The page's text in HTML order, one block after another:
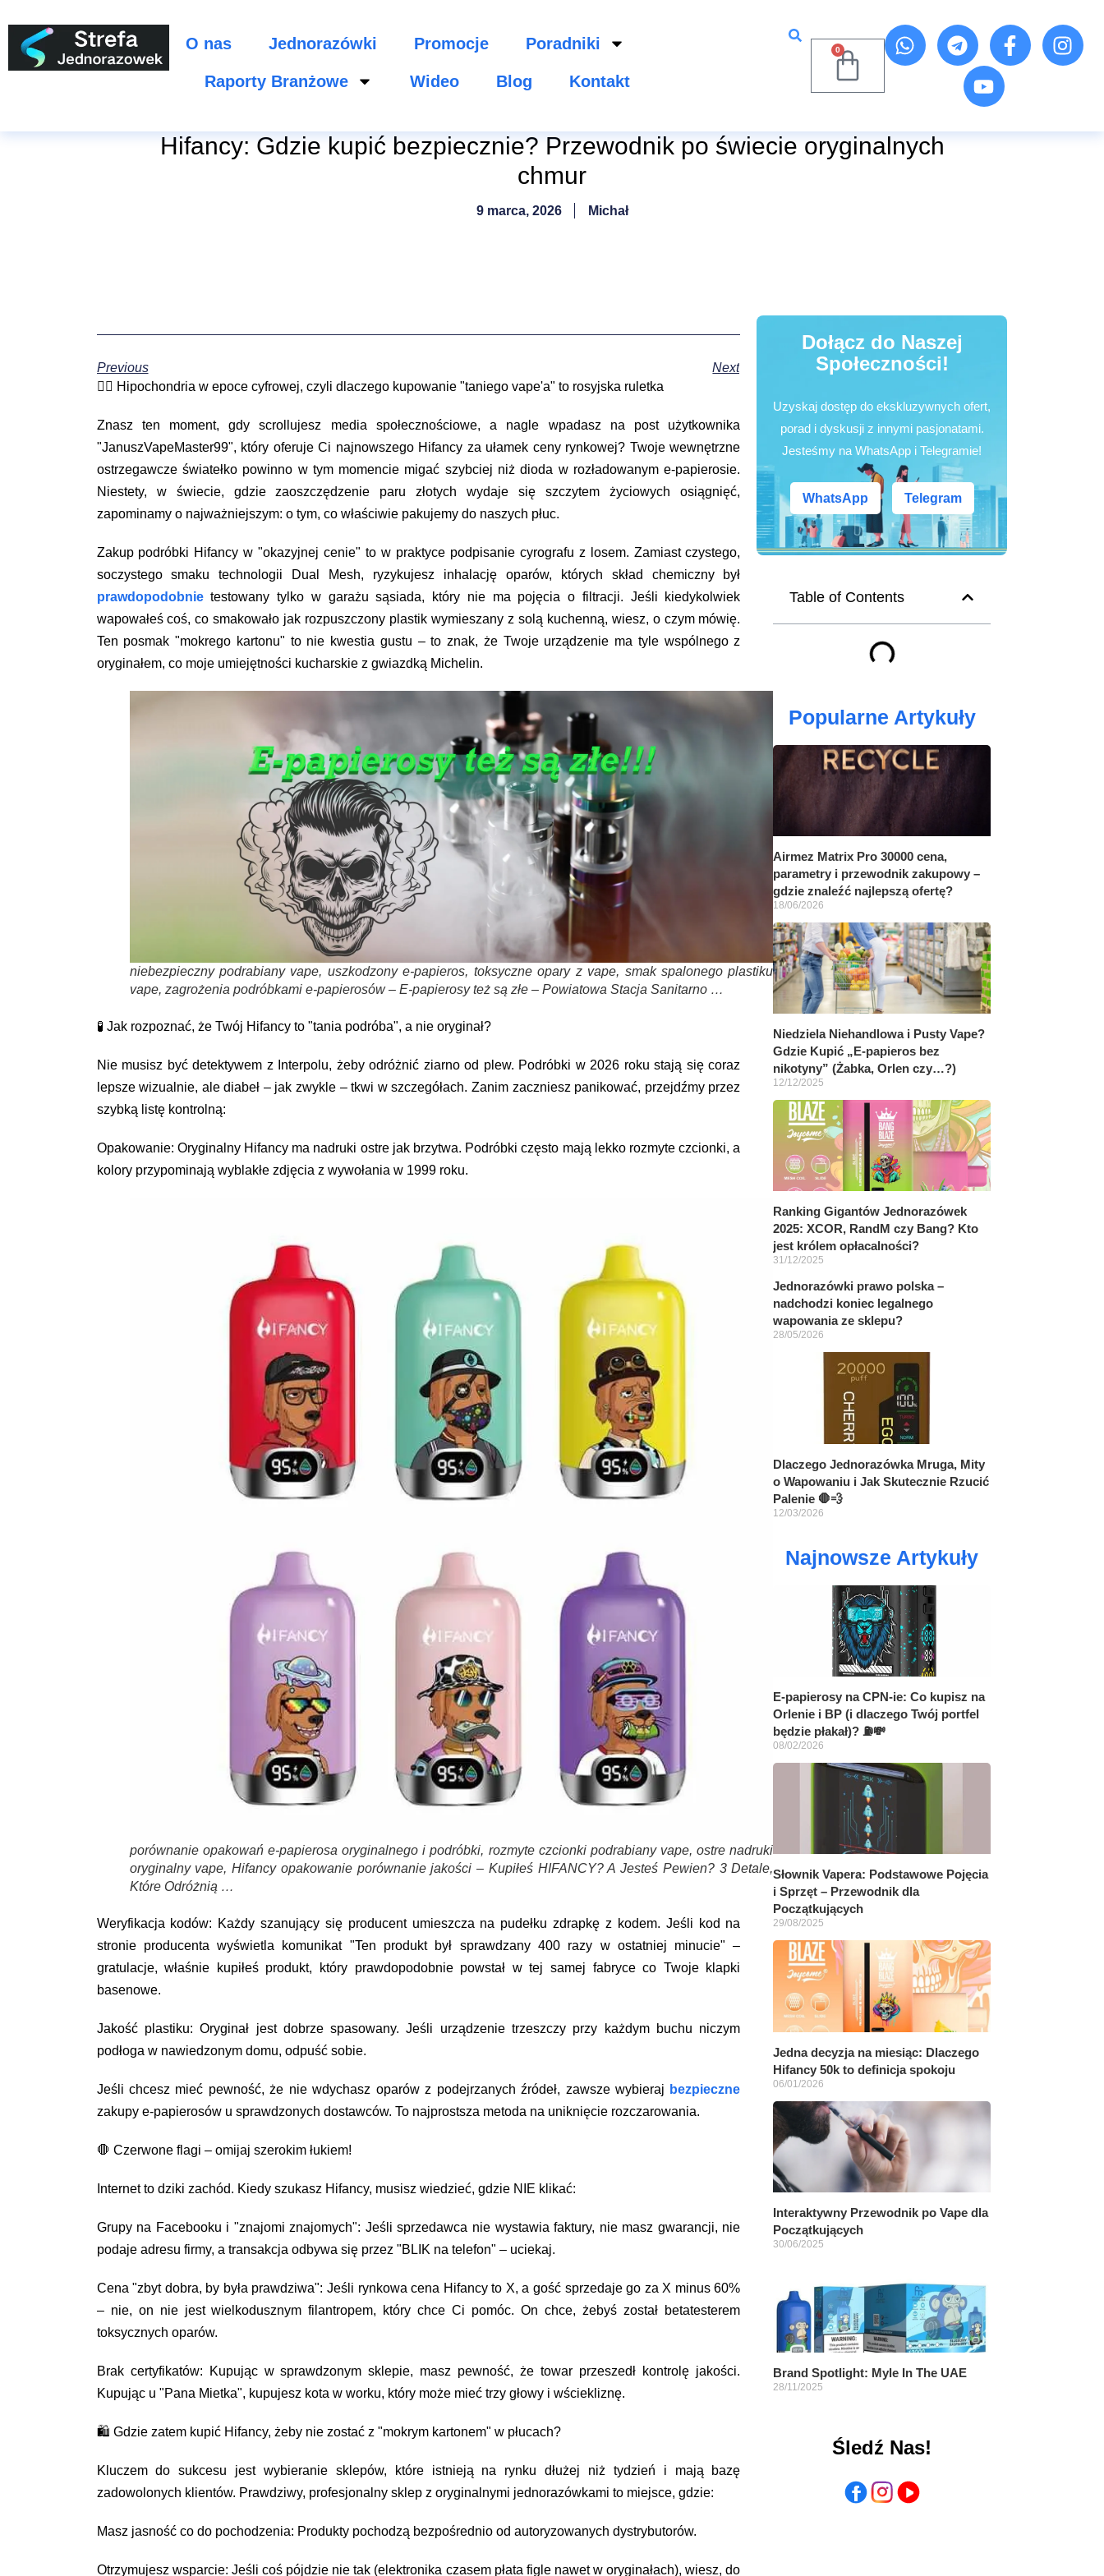
O nas Jednorazówki Promocje Poradniki
Raporty Branżowe Wideo Blog Kontakt
0
Hifancy: Gdzie kupić bezpiecznie? Przewodnik po świecie oryginalnych
chmur
9 marca, 2026 Michał
Dołącz do Naszej
Społeczności!
Uzyskaj dostęp do ekskluzywnych ofert,
porad i dyskusji z innymi pasjonatami.
Jesteśmy na WhatsApp i Telegramie!
WhatsApp Telegram
Table of Contents
Popularne Artykuły
Airmez Matrix Pro 30000 cena,
parametry i przewodnik zakupowy –
gdzie znaleźć najlepszą ofertę?
18/06/2026
Niedziela Niehandlowa i Pusty Vape?
Gdzie Kupić „E-papieros bez
nikotyny” (Żabka, Orlen czy…?)
12/12/2025
Ranking Gigantów Jednorazówek
2025: XCOR, RandM czy Bang? Kto
jest królem opłacalności?
31/12/2025
Jednorazówki prawo polska –
nadchodzi koniec legalnego
wapowania ze sklepu?
28/05/2026
Dlaczego Jednorazówka Mruga, Mity
o Wapowaniu i Jak Skutecznie Rzucić
Palenie 🛑💨
12/03/2026
Najnowsze Artykuły
E-papierosy na CPN-ie: Co kupisz na
Orlenie i BP (i dlaczego Twój portfel
będzie płakał)? ⛽💸
08/02/2026
Słownik Vapera: Podstawowe Pojęcia
i Sprzęt – Przewodnik dla
Początkujących
29/08/2025
Jedna decyzja na miesiąc: Dlaczego
Hifancy 50k to definicja spokoju
06/01/2026
Interaktywny Przewodnik po Vape dla
Początkujących
30/06/2025
Brand Spotlight: Myle In The UAE
28/11/2025
Śledź Nas!
Previous
Next
🕵️‍♂️ Hipochondria w epoce cyfrowej, czyli dlaczego kupowanie "taniego vape'a" to rosyjska ruletka
Znasz ten moment, gdy scrollujesz media społecznościowe, a nagle wpadasz na post użytkownika
"JanuszVapeMaster99", który oferuje Ci najnowszego Hifancy za ułamek ceny rynkowej? Twoje wewnętrzne
ostrzegawcze światełko powinno w tym momencie migać szybciej niż dioda w rozładowanym e-papierosie.
Niestety, w świecie, gdzie zaoszczędzenie paru złotych wydaje się szczytem życiowych osiągnięć,
zapominamy o najważniejszym: o tym, co właściwie pakujemy do naszych płuc.
Zakup podróbki Hifancy w "okazyjnej cenie" to w praktyce podpisanie cyrografu z losem. Zamiast czystego,
soczystego smaku technologii Dual Mesh, ryzykujesz inhalację oparów, których skład chemiczny był
prawdopodobnietestowany tylko w garażu sąsiada, który nie ma pojęcia o filtracji. Jeśli kiedykolwiek
wapowałeś coś, co smakowało jak rozpuszczony plastik wymieszany z solą kuchenną, wiesz, o czym mówię.
Ten posmak "mokrego kartonu" to nie kwestia gustu – to znak, że Twoje urządzenie ma tyle wspólnego z
oryginałem, co moje umiejętności kucharskie z gwiazdką Michelin.
niebezpieczny podrabiany vape, uszkodzony e-papieros, toksyczne opary z vape, smak spalonego plastiku
vape, zagrożenia podróbkami e-papierosów – E-papierosy też są złe – Powiatowa Stacja Sanitarno …
🧪 Jak rozpoznać, że Twój Hifancy to "tania podróba", a nie oryginał?
Nie musisz być detektywem z Interpolu, żeby odróżnić ziarno od plew. Podróbki w 2026 roku stają się coraz
lepsze wizualnie, ale diabeł – jak zwykle – tkwi w szczegółach. Zanim zaczniesz panikować, przejdźmy przez
szybką listę kontrolną:
Opakowanie: Oryginalny Hifancy ma nadruki ostre jak brzytwa. Podróbki często mają lekko rozmyte czcionki, a
kolory przypominają wyblakłe zdjęcia z wywołania w 1999 roku.
porównanie opakowań e-papierosa oryginalnego i podróbki, rozmyte czcionki podrabiany vape, ostre nadruki
oryginalny vape, Hifancy opakowanie porównanie jakości – Kupiłeś HIFANCY? A Jesteś Pewien? 3 Detale,
Które Odróżnią …
Weryfikacja kodów: Każdy szanujący się producent umieszcza na pudełku zdrapkę z kodem. Jeśli kod na
stronie producenta wyświetla komunikat "Ten produkt był sprawdzany 400 razy w ostatniej minucie" –
gratulacje, właśnie kupiłeś produkt, który prawdopodobnie powstał w tej samej fabryce co Twoje klapki
basenowe.
Jakość plastiku: Oryginał jest dobrze spasowany. Jeśli urządzenie trzeszczy przy każdym buchu niczym
podłoga w nawiedzonym domu, odpuść sobie.
Jeśli chcesz mieć pewność, że nie wdychasz oparów z podejrzanych źródeł, zawsze wybieraj bezpieczne
zakupy e-papierosów u sprawdzonych dostawców. To najprostsza metoda na uniknięcie rozczarowania.
🛑 Czerwone flagi – omijaj szerokim łukiem!
Internet to dziki zachód. Kiedy szukasz Hifancy, musisz wiedzieć, gdzie NIE klikać:
Grupy na Facebooku i "znajomi znajomych": Jeśli sprzedawca nie wystawia faktury, nie masz gwarancji, nie
podaje adresu firmy, a transakcja odbywa się przez "BLIK na telefon" – uciekaj.
Cena "zbyt dobra, by była prawdziwa": Jeśli rynkowa cena Hifancy to X, a gość sprzedaje go za X minus 60%
– nie, on nie jest wielkodusznym filantropem, który chce Ci pomóc. On chce, żebyś został betatesterem
toksycznych oparów.
Brak certyfikatów: Kupując w sprawdzonym sklepie, masz pewność, że towar przeszedł kontrolę jakości.
Kupując u "Pana Mietka", kupujesz kota w worku, który może mieć trzy głowy i wściekliznę.
🛍️ Gdzie zatem kupić Hifancy, żeby nie zostać z "mokrym kartonem" w płucach?
Kluczem do sukcesu jest wybieranie sklepów, które istnieją na rynku dłużej niż tydzień i mają bazę
zadowolonych klientów. Prawdziwy, profesjonalny sklep z oryginalnymi jednorazówkami to miejsce, gdzie:
Masz jasność co do pochodzenia: Produkty pochodzą bezpośrednio od autoryzowanych dystrybutorów.
Otrzymujesz wsparcie: Jeśli coś pójdzie nie tak (elektronika czasem płata figle nawet w oryginałach), wiesz, do